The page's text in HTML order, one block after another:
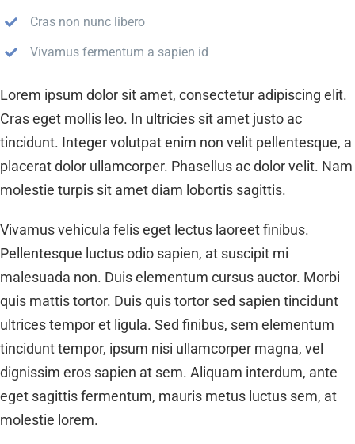
Cras non nunc libero
Vivamus fermentum a sapien id
Lorem ipsum dolor sit amet, consectetur adipiscing elit.
Cras eget mollis leo. In ultricies sit amet justo ac
tincidunt. Integer volutpat enim non velit pellentesque, a
placerat dolor ullamcorper. Phasellus ac dolor velit. Nam
molestie turpis sit amet diam lobortis sagittis.
Vivamus vehicula felis eget lectus laoreet finibus.
Pellentesque luctus odio sapien, at suscipit mi
malesuada non. Duis elementum cursus auctor. Morbi
quis mattis tortor. Duis quis tortor sed sapien tincidunt
ultrices tempor et ligula. Sed finibus, sem elementum
tincidunt tempor, ipsum nisi ullamcorper magna, vel
dignissim eros sapien at sem. Aliquam interdum, ante
eget sagittis fermentum, mauris metus luctus sem, at
molestie lorem.